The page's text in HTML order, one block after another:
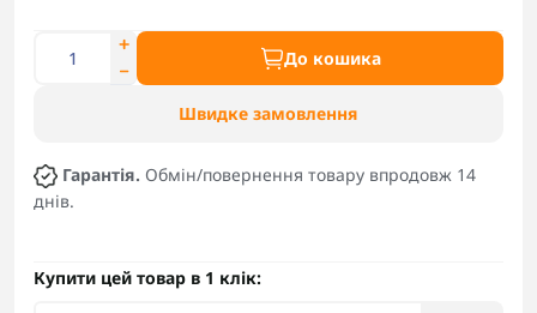
До кошика
Швидке замовлення
Гарантія. Обмін/повернення товару впродовж 14
днів.
Купити цей товар в 1 клік: